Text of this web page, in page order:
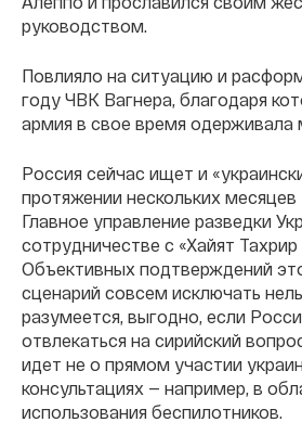
руководством.
Повлияло на ситуацию и
году ЧВК Вагнера, благодаря
армия в свое время одерживала
Россия сейчас ищет и
протяжении нескольких
Главное управление разведки
сотрудничестве с «Хайят
Объективных подтверждений
сценарий совсем исключать
разумеется, выгодно, если
отвлекаться на сирийский
идет не о прямом участии
консультациях — например, в
использования беспилотников.